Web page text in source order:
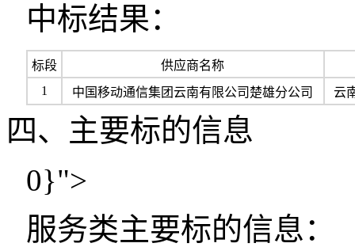
中标结果：
标段
供应商名称
1
中国移动通信集团云南有限公司楚雄分公司 云
四、主要标的信息
0}">
服务类主要标的信息：